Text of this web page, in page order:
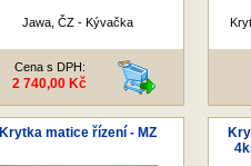
Jawa, ČZ - Kývačka
Cena s DPH:
2 740,00 Kč
Krytka matice řízení - MZ